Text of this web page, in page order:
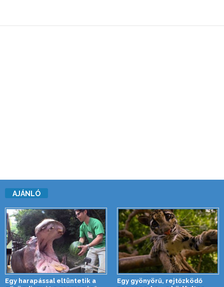
AJÁNLÓ
Egy harapással eltüntetik a
Egy gyönyörű, rejtőzködő